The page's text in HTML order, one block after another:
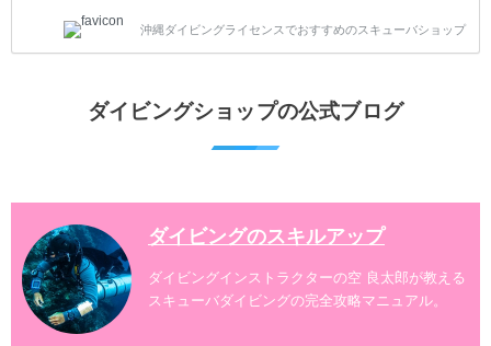
グスポットを紹介します。 当スクールは、沖縄本島で
は北谷町、嘉手納町、読谷村、恩納村、名護市、本部
案内しております。 ダイビングライセンスをお持ちの
沖縄ダイビングライセンスでおすすめのスキューバショップ
ダイビングショップの公式ブログ
ダイビングのスキルアップ
ダイビングインストラクターの空 良太郎が教える
スキューバダイビングの完全攻略マニュアル。